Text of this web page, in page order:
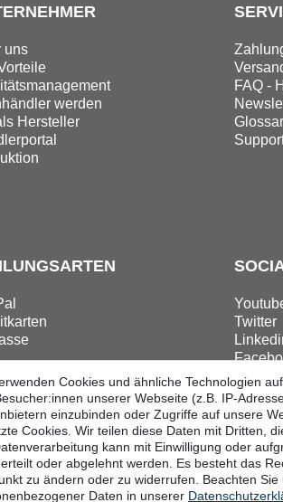
uns
werden
Hersteller
FAQ -
Glossar
Twitter
Widerrufsrecht
Cookies und ähnliche Technologien
unserer Webseite (z.B. IP-
einzubinden oder Zugriffe auf unsere
Cookies. Wir teilen diese Daten mit Dritten,
kann mit Einwilligung oder
oder abgelehnt werden. Es besteht das
zu ändern oder zu widerrufen. Beachten Sie
Daten in unserer